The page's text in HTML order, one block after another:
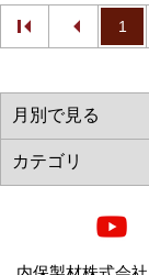
1